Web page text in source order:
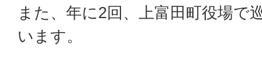
また、年に2回、上富田町役場で
います。